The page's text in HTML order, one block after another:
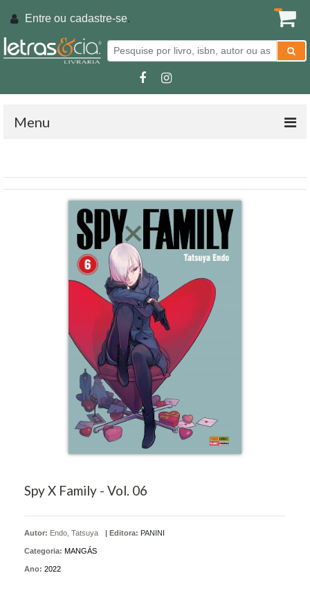
Entre ou cadastre-se.
Menu
Spy X Family - Vol. 06
Autor: Endo, Tatsuya | Editora: PANINI
Categoria: MANGÁS
Ano: 2022